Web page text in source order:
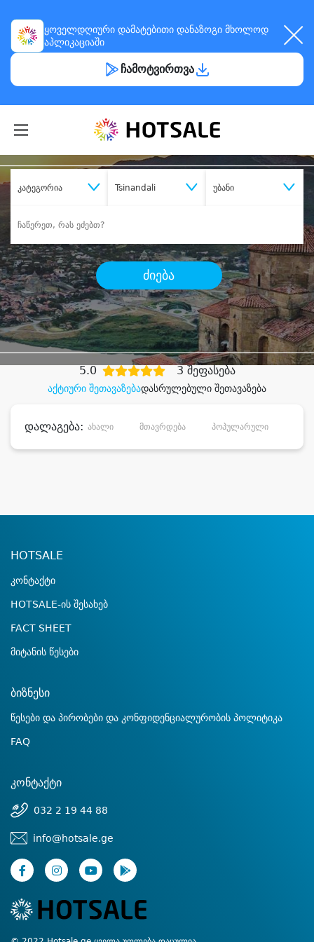
ყოველდღიური დამატებითი დანაზოგი მხოლოდ
აპლიკაციაში
ჩამოტვირთვა
კატეგორია Tsinandali უბანი
ძიება
შეიძინესასურველი მომსახურება
დიდი დანაზოგით
აქტიური შეთავაზებადასრულებული შეთავაზება
5.0 3 შეფასება
დალაგება: ახალი მთავრდება პოპულარული
HOTSALE
კონტაქტი
HOTSALE-ის შესახებ
FACT SHEET
მიტანის წესები
ბიზნესი
წესები და პირობები და კონფიდენციალურობის პოლიტიკა
FAQ
კონტაქტი
032 2 19 44 88
info@hotsale.ge